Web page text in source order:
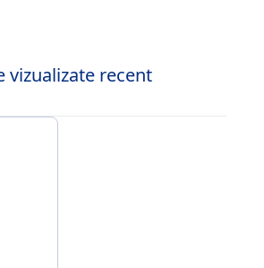
vizualizate recent